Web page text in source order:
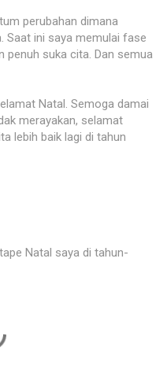
perubahan dimana
Saat ini saya memulai fase
penuh suka cita. Dan semua
Natal. Semoga damai
merayakan, selamat
lebih baik lagi di tahun
Natal saya di tahun-